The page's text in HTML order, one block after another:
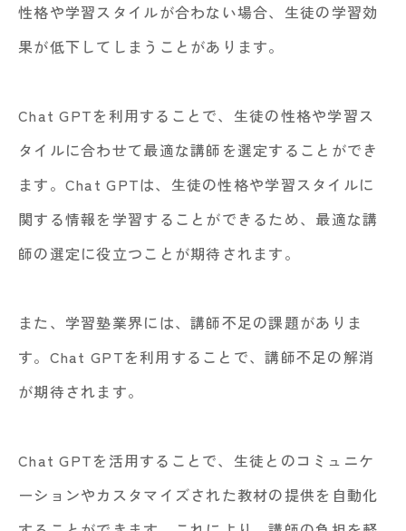
性格や学習スタイルが合わない場合、生徒の学習効
果が低下してしまうことがあります。
Chat GPTを利用することで、生徒の性格や学習ス
タイルに合わせて最適な講師を選定することができ
ます。Chat GPTは、生徒の性格や学習スタイルに
関する情報を学習することができるため、最適な講
師の選定に役立つことが期待されます。
また、学習塾業界には、講師不足の課題がありま
す。Chat GPTを利用することで、講師不足の解消
が期待されます。
Chat GPTを活用することで、生徒とのコミュニケ
ーションやカスタマイズされた教材の提供を自動化